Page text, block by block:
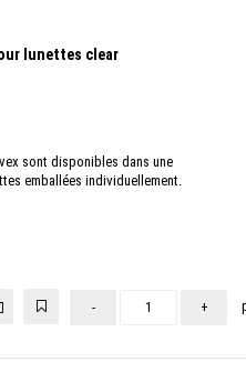
lunettes clear
sont disponibles dans une
emballées individuellement.
- +